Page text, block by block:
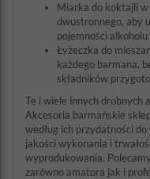
Miarka do koktajli
dwustronnego, aby
pojemności alkoholu.
Łyżeczka do
każdego barmana,
składników
Te i wiele innych drobnych
Akcesoria barmańskie
według ich przydatności
jakości wykonania i
wyprodukowania.
zarówno amatora jak i